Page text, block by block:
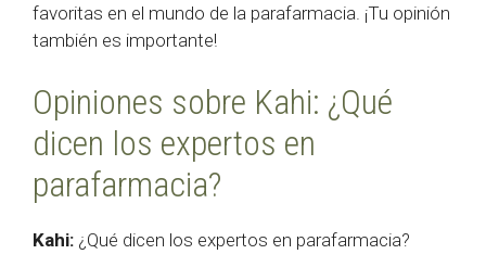
favoritas en el mundo de la parafarmacia. ¡Tu opinión
también es importante!
Opiniones sobre Kahi: ¿Qué
dicen los expertos en
parafarmacia?
Kahi: ¿Qué dicen los expertos en parafarmacia?